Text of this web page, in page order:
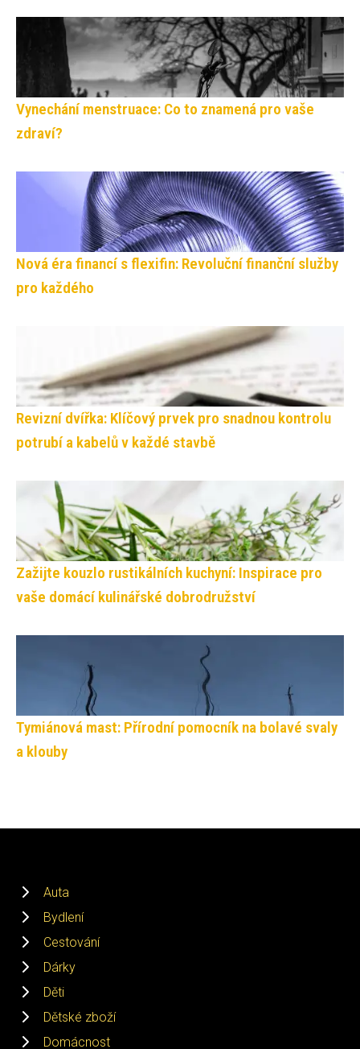
Vynechání menstruace: Co to znamená pro vaše
zdraví?
Nová éra financí s flexifin: Revoluční finanční služby
pro každého
Revizní dvířka: Klíčový prvek pro snadnou kontrolu
potrubí a kabelů v každé stavbě
Zažijte kouzlo rustikálních kuchyní: Inspirace pro
vaše domácí kulinářské dobrodružství
Tymiánová mast: Přírodní pomocník na bolavé svaly
a klouby
Auta
Bydlení
Cestování
Dárky
Děti
Dětské zboží
Domácnost